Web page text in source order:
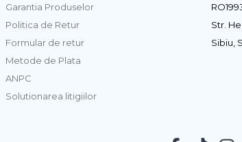
Garantia Produselor
Politica de Retur
Formular de retur
Metode de Plata
ANPC
Solutionarea litigiilor
Str.
Sibiu,